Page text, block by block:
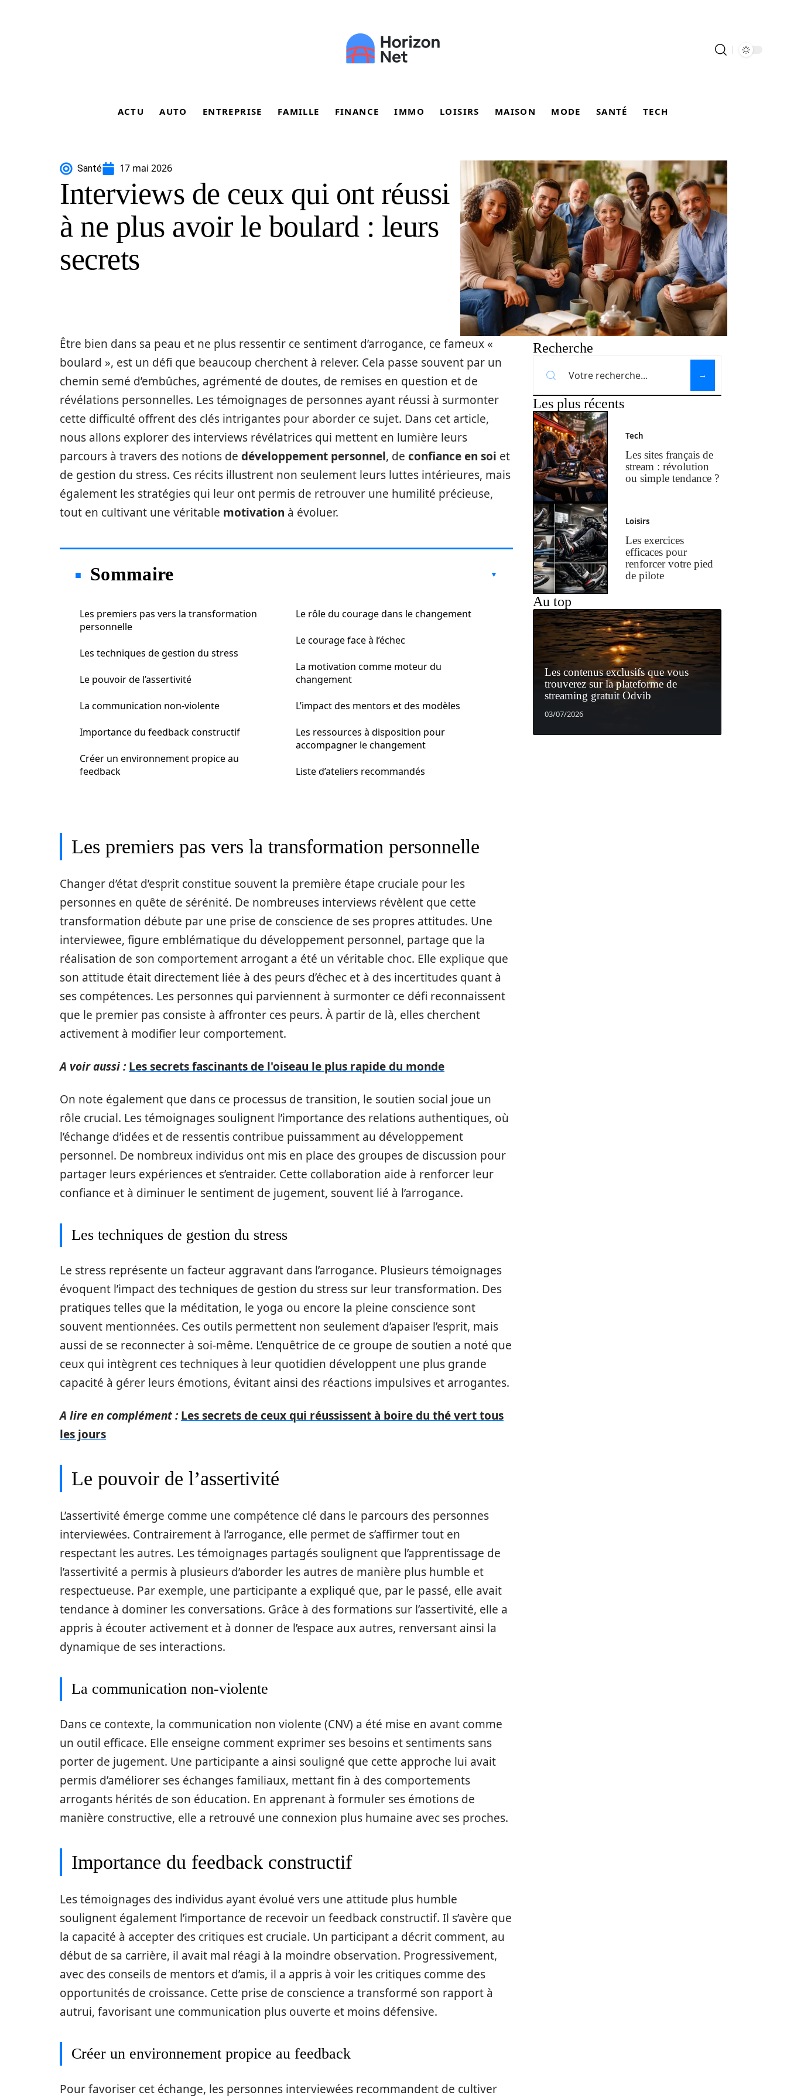
ACTU AUTO ENTREPRISE FAMILLE FINANCE IMMO LOISIRS MAISON MODE SANTÉ TECH
Santé 17 mai 2026
Interviews de ceux qui ont réussi
à ne plus avoir le boulard : leurs
secrets
Être bien dans sa peau et ne plus ressentir ce sentiment d’arrogance, ce fameux «
boulard », est un défi que beaucoup cherchent à relever. Cela passe souvent par un
chemin semé d’embûches, agrémenté de doutes, de remises en question et de
révélations personnelles. Les témoignages de personnes ayant réussi à surmonter
cette difficulté offrent des clés intrigantes pour aborder ce sujet. Dans cet article,
nous allons explorer des interviews révélatrices qui mettent en lumière leurs
parcours à travers des notions de développement personnel, de confiance en soi et
de gestion du stress. Ces récits illustrent non seulement leurs luttes intérieures, mais
également les stratégies qui leur ont permis de retrouver une humilité précieuse,
tout en cultivant une véritable motivation à évoluer.
Sommaire
Les premiers pas vers la transformation
personnelle
Les techniques de gestion du stress
Le pouvoir de l’assertivité
La communication non-violente
Importance du feedback constructif
Créer un environnement propice au
feedback
Le rôle du courage dans le changement
Le courage face à l’échec
La motivation comme moteur du
changement
L’impact des mentors et des modèles
Les ressources à disposition pour
accompagner le changement
Liste d’ateliers recommandés
Les premiers pas vers la transformation personnelle
Changer d’état d’esprit constitue souvent la première étape cruciale pour les
personnes en quête de sérénité. De nombreuses interviews révèlent que cette
transformation débute par une prise de conscience de ses propres attitudes. Une
interviewee, figure emblématique du développement personnel, partage que la
réalisation de son comportement arrogant a été un véritable choc. Elle explique que
son attitude était directement liée à des peurs d’échec et à des incertitudes quant à
ses compétences. Les personnes qui parviennent à surmonter ce défi reconnaissent
que le premier pas consiste à affronter ces peurs. À partir de là, elles cherchent
activement à modifier leur comportement.
A voir aussi : Les secrets fascinants de l'oiseau le plus rapide du monde
On note également que dans ce processus de transition, le soutien social joue un
rôle crucial. Les témoignages soulignent l’importance des relations authentiques, où
l’échange d’idées et de ressentis contribue puissamment au développement
personnel. De nombreux individus ont mis en place des groupes de discussion pour
partager leurs expériences et s’entraider. Cette collaboration aide à renforcer leur
confiance et à diminuer le sentiment de jugement, souvent lié à l’arrogance.
Les techniques de gestion du stress
Le stress représente un facteur aggravant dans l’arrogance. Plusieurs témoignages
évoquent l’impact des techniques de gestion du stress sur leur transformation. Des
pratiques telles que la méditation, le yoga ou encore la pleine conscience sont
souvent mentionnées. Ces outils permettent non seulement d’apaiser l’esprit, mais
aussi de se reconnecter à soi-même. L’enquêtrice de ce groupe de soutien a noté que
ceux qui intègrent ces techniques à leur quotidien développent une plus grande
capacité à gérer leurs émotions, évitant ainsi des réactions impulsives et arrogantes.
A lire en complément : Les secrets de ceux qui réussissent à boire du thé vert tous
les jours
Le pouvoir de l’assertivité
L’assertivité émerge comme une compétence clé dans le parcours des personnes
interviewées. Contrairement à l’arrogance, elle permet de s’affirmer tout en
respectant les autres. Les témoignages partagés soulignent que l’apprentissage de
l’assertivité a permis à plusieurs d’aborder les autres de manière plus humble et
respectueuse. Par exemple, une participante a expliqué que, par le passé, elle avait
tendance à dominer les conversations. Grâce à des formations sur l’assertivité, elle a
appris à écouter activement et à donner de l’espace aux autres, renversant ainsi la
dynamique de ses interactions.
La communication non-violente
Dans ce contexte, la communication non violente (CNV) a été mise en avant comme
un outil efficace. Elle enseigne comment exprimer ses besoins et sentiments sans
porter de jugement. Une participante a ainsi souligné que cette approche lui avait
permis d’améliorer ses échanges familiaux, mettant fin à des comportements
arrogants hérités de son éducation. En apprenant à formuler ses émotions de
manière constructive, elle a retrouvé une connexion plus humaine avec ses proches.
Importance du feedback constructif
Les témoignages des individus ayant évolué vers une attitude plus humble
soulignent également l’importance de recevoir un feedback constructif. Il s’avère que
la capacité à accepter des critiques est cruciale. Un participant a décrit comment, au
début de sa carrière, il avait mal réagi à la moindre observation. Progressivement,
avec des conseils de mentors et d’amis, il a appris à voir les critiques comme des
opportunités de croissance. Cette prise de conscience a transformé son rapport à
autrui, favorisant une communication plus ouverte et moins défensive.
Créer un environnement propice au feedback
Pour favoriser cet échange, les personnes interviewées recommandent de cultiver
Recherche
Les plus récents
Tech
Les sites français de
stream : révolution
ou simple tendance ?
Loisirs
Les exercices
efficaces pour
renforcer votre pied
de pilote
Au top
Les contenus exclusifs que vous
trouverez sur la plateforme de
streaming gratuit Odvib
03/07/2026